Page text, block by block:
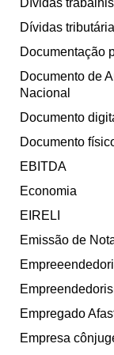
Dívidas
Dívidas
Documentação
Documento de
Nacional
Documento
Documento
EBITDA
Economia
EIRELI
Emissão de
Empregado
Empresa